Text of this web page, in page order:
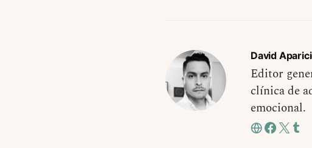
David
Editor
clínica de
emocional.